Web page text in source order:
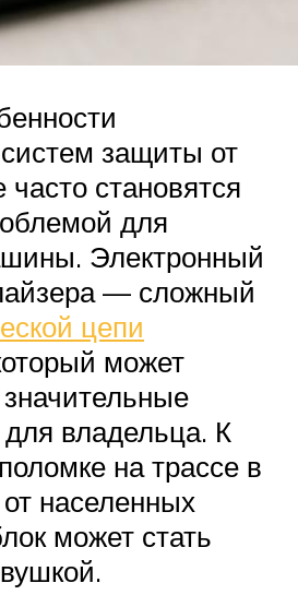
защиты от
часто становятся
для
Электронный
— сложный
цепи
может
владельца. К
на трассе в
населенных
может стать